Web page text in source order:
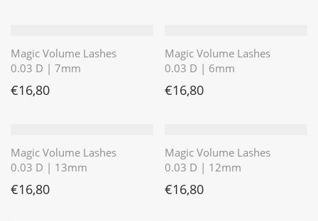
Magic Volume Lashes
0.03 D | 7mm
€16,80
Magic Volume Lashes
0.03 D | 6mm
€16,80
Magic Volume Lashes
0.03 D | 13mm
€16,80
Magic Volume Lashes
0.03 D | 12mm
€16,80